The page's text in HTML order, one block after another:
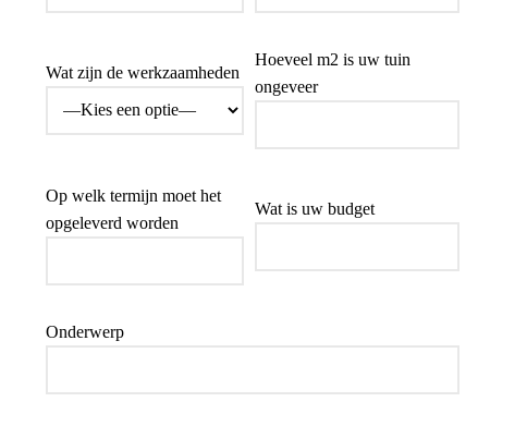
Wat zijn de werkzaamheden
Hoeveel m2 is uw tuin
ongeveer
Op welk termijn moet het
opgeleverd worden
Wat is uw budget
Onderwerp